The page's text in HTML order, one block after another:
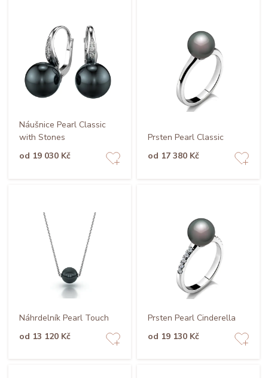
Náušnice Pearl Classic
with Stones
od 19 030 Kč
Prsten Pearl Classic
od 17 380 Kč
Náhrdelník Pearl Touch
od 13 120 Kč
Prsten Pearl Cinderella
od 19 130 Kč